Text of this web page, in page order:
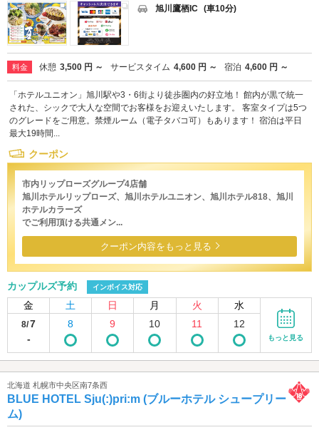
旭川鷹栖IC (車10分)
料金 休憩 3,500 円 ～ サービスタイム 4,600 円 ～ 宿泊 4,600 円 ～
「ホテルユニオン」旭川駅や3・6街より徒歩圏内の好立地！ 館内が黒で統一
された、シックで大人な空間でお客様をお迎えいたします。 客室タイプは5つ
のグレードをご用意。禁煙ルーム（電子タバコ可）もあります！ 宿泊は平日
最大19時間...
クーポン
市内リップローズグループ4店舗
旭川ホテルリップローズ、旭川ホテルユニオン、旭川ホテル818、旭川
ホテルカラーズ
でご利用頂ける共通メン...
クーポン内容をもっと見る
カップルズ予約 インボイス対応
金 土 日 月 火 水
8/7
-
8 9 10 11 12
もっと見る
北海道 札幌市中央区南7条西
BLUE HOTEL Sju(:)pri:m (ブルーホテル シュープリー
ム)